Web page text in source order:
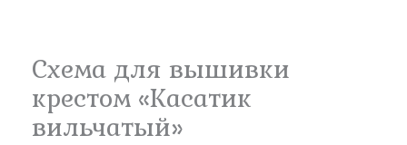
Схема для вышивки
крестом «Касатик
вильчатый»